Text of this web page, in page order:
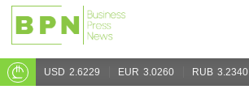
USD 2.6229 EUR 3.0260 RUB 3.2340